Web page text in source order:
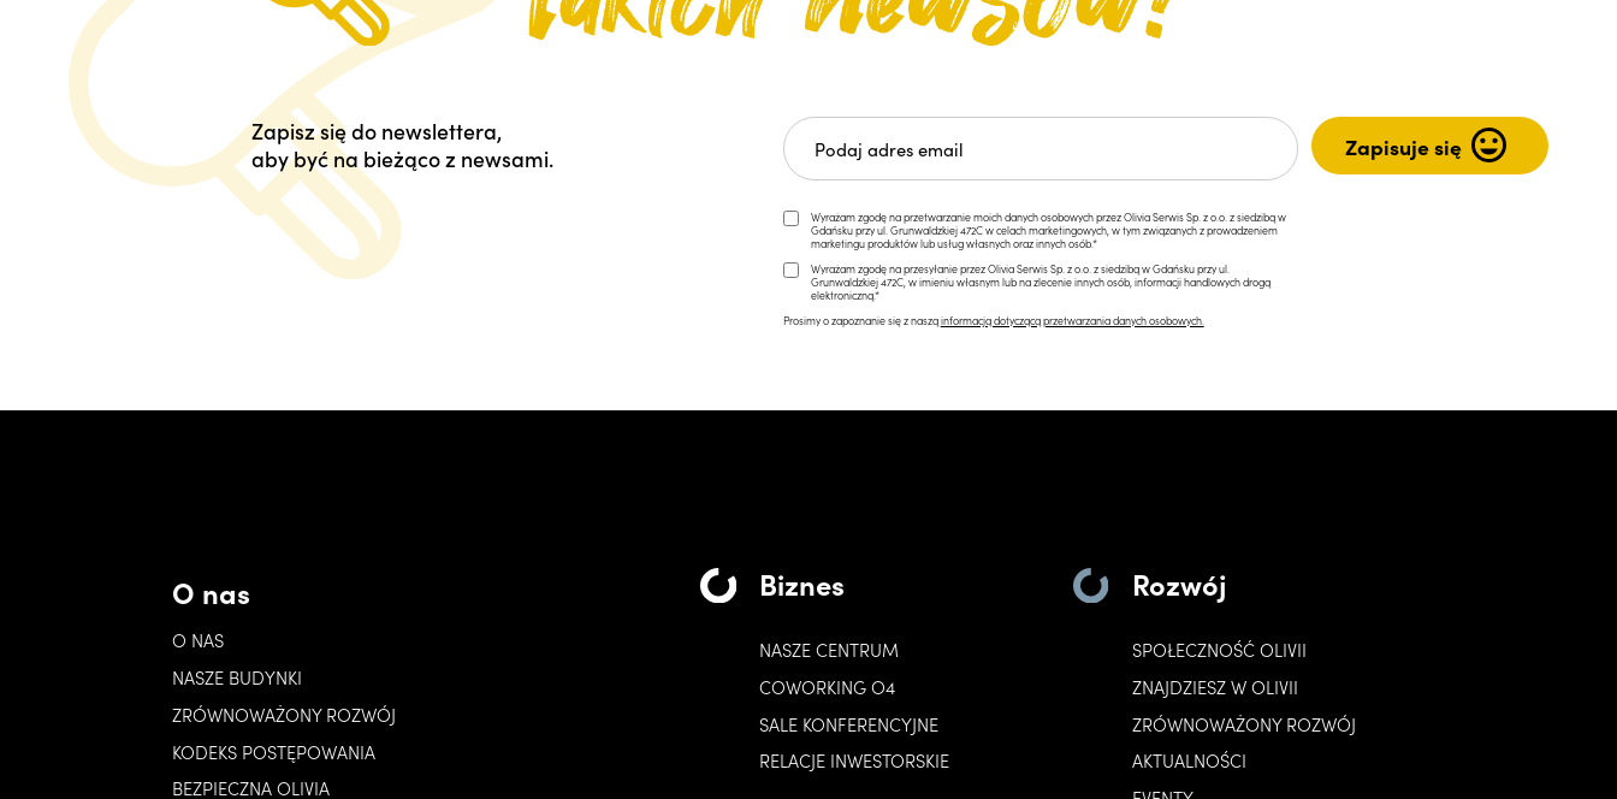
Zapisz się do newslettera,
aby być na bieżąco z newsami.
Wyrażam zgodę na przetwarzanie moich danych osobowych przez Olivia Serwis Sp. z o.o. z siedzibą w
Gdańsku przy ul. Grunwaldzkiej 472C w celach marketingowych, w tym związanych z prowadzeniem
marketingu produktów lub usług własnych oraz innych osób.*
Wyrażam zgodę na przesyłanie przez Olivia Serwis Sp. z o.o. z siedzibą w Gdańsku przy ul.
Grunwaldzkiej 472C, w imieniu własnym lub na zlecenie innych osób, informacji handlowych drogą
elektroniczną.*
Prosimy o zapoznanie się z nasząinformacją dotyczącą przetwarzania danych osobowych.
O nas
O NAS
NASZE BUDYNKI
ZRÓWNOWAŻONY ROZWÓJ
KODEKS POSTĘPOWANIA
BEZPIECZNA OLIVIA
Biznes
NASZE CENTRUM
COWORKING O4
SALE KONFERENCYJNE
RELACJE INWESTORSKIE
Rozwój
SPOŁECZNOŚĆ OLIVII
ZNAJDZIESZ W OLIVII
ZRÓWNOWAŻONY ROZWÓJ
AKTUALNOŚCI